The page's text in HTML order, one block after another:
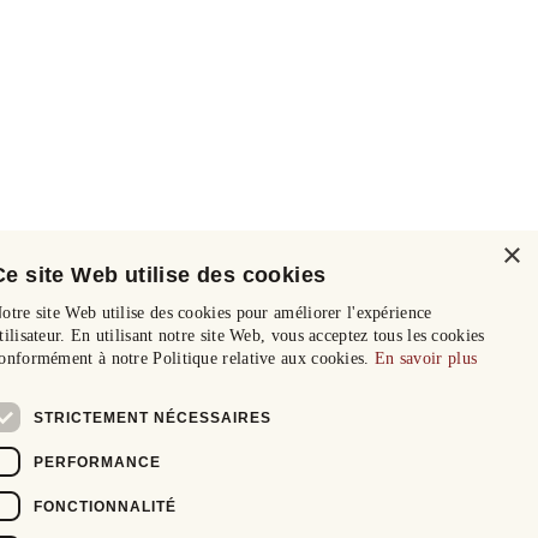
×
site Web utilise des cookies
site Web utilise des cookies pour améliorer l'expérience
En utilisant notre site Web, vous acceptez tous les cookies
à notre Politique relative aux cookies. En savoir plus
STRICTEMENT NÉCESSAIRES
PERFORMANCE
FONCTIONNALITÉ